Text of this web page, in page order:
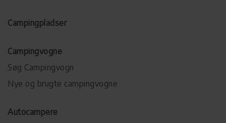
Campingpladser
Campingvogne
Søg Campingvogn
Nye og brugte campingvogne
Autocampere